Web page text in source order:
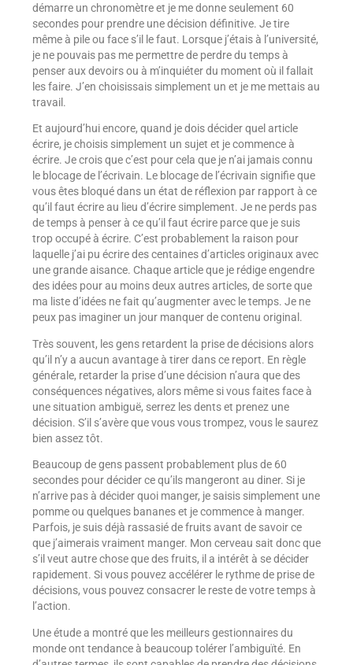
démarre un chronomètre et je me donne seulement 60
secondes pour prendre une décision définitive. Je tire
même à pile ou face s’il le faut. Lorsque j’étais à l’université,
je ne pouvais pas me permettre de perdre du temps à
penser aux devoirs ou à m’inquiéter du moment où il fallait
les faire. J’en choisissais simplement un et je me mettais au
travail.
Et aujourd’hui encore, quand je dois décider quel article
écrire, je choisis simplement un sujet et je commence à
écrire. Je crois que c’est pour cela que je n’ai jamais connu
le blocage de l’écrivain. Le blocage de l’écrivain signifie que
vous êtes bloqué dans un état de réflexion par rapport à ce
qu’il faut écrire au lieu d’écrire simplement. Je ne perds pas
de temps à penser à ce qu’il faut écrire parce que je suis
trop occupé à écrire. C’est probablement la raison pour
laquelle j’ai pu écrire des centaines d’articles originaux avec
une grande aisance. Chaque article que je rédige engendre
des idées pour au moins deux autres articles, de sorte que
ma liste d’idées ne fait qu’augmenter avec le temps. Je ne
peux pas imaginer un jour manquer de contenu original.
Très souvent, les gens retardent la prise de décisions alors
qu’il n’y a aucun avantage à tirer dans ce report. En règle
générale, retarder la prise d’une décision n’aura que des
conséquences négatives, alors même si vous faites face à
une situation ambiguë, serrez les dents et prenez une
décision. S’il s’avère que vous vous trompez, vous le saurez
bien assez tôt.
Beaucoup de gens passent probablement plus de 60
secondes pour décider ce qu’ils mangeront au diner. Si je
n’arrive pas à décider quoi manger, je saisis simplement une
pomme ou quelques bananes et je commence à manger.
Parfois, je suis déjà rassasié de fruits avant de savoir ce
que j’aimerais vraiment manger. Mon cerveau sait donc que
s’il veut autre chose que des fruits, il a intérêt à se décider
rapidement. Si vous pouvez accélérer le rythme de prise de
décisions, vous pouvez consacrer le reste de votre temps à
l’action.
Une étude a montré que les meilleurs gestionnaires du
monde ont tendance à beaucoup tolérer l’ambiguïté. En